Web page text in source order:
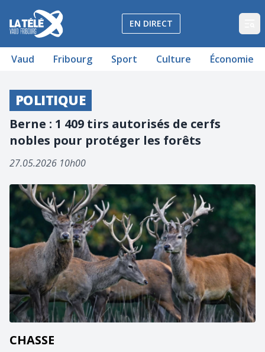
La Télé - Télévision régionale Vaud et Fribourg
EN DIRECT
Vaud Fribourg Sport Culture Économie
POLITIQUE
Berne : 1 409 tirs autorisés de cerfs
nobles pour protéger les forêts
27.05.2026 10h00
CHASSE